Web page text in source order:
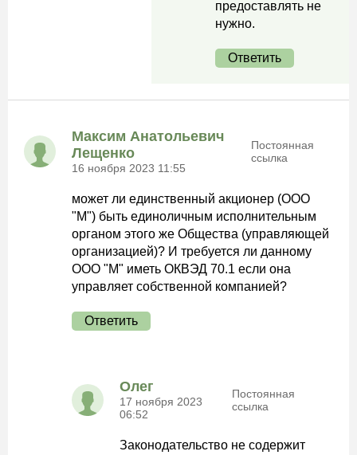
предоставлять не
нужно.
Ответить
Максим Анатольевич
Лещенко
16 ноября 2023 11:55
Постоянная
ссылка
может ли единственный акционер (ООО
"М") быть единоличным исполнительным
органом этого же Общества (управляющей
организацией)? И требуется ли данному
ООО "М" иметь ОКВЭД 70.1 если она
управляет собственной компанией?
Ответить
Олег
17 ноября 2023
06:52
Постоянная
ссылка
Законодательство не содержит